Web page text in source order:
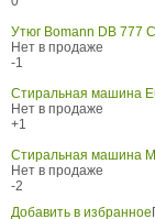
Утюг Bomann DB 777
Нет в продаже
-1
Стиральная машина
Нет в продаже
+1
Стиральная машина
Нет в продаже
-2
Добавить в избранное